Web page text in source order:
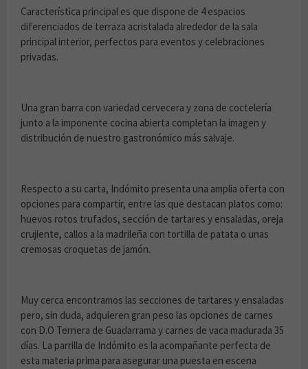
Característica principal es que dispone de 4 espacios
diferenciados de terraza acristalada alrededor de la sala
principal interior, perfectos para eventos y celebraciones
privadas.
Una gran barra con variedad cervecera y zona de coctelería
junto a la imponente cocina abierta completan la imagen y
distribución de nuestro gastronómico más salvaje.
Respecto a su carta, Indómito presenta una amplia oferta con
opciones para compartir, entre las que destacan platos como:
huevos rotos trufados, sección de tartares y ensaladas, oreja
crujiente, callos a la madrileña con tortilla de patata o unas
cremosas croquetas de jamón.
Muy cerca encontramos las secciones de tartares y ensaladas
pero, sin duda, adquieren gran peso las opciones de carnes
con D.O Ternera de Guadarrama y carnes de vaca madurada 35
días. La parrilla de Indómito es la acompañante perfecta de
esta materia prima para asegurar una puesta en escena